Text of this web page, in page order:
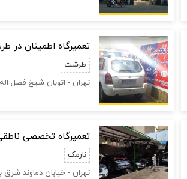
تعمیرگاه اطمینان در
طرشت
تهران - اتوبان شیخ فضل
تعمیرگاه تخصصی
نارمک
تهران - خیابان دماوند